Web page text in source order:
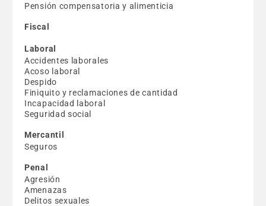
Pensión compensatoria y alimenticia
Fiscal
Laboral
Accidentes laborales
Acoso laboral
Despido
Finiquito y reclamaciones de cantidad
Incapacidad laboral
Seguridad social
Mercantil
Seguros
Penal
Agresión
Amenazas
Delitos sexuales